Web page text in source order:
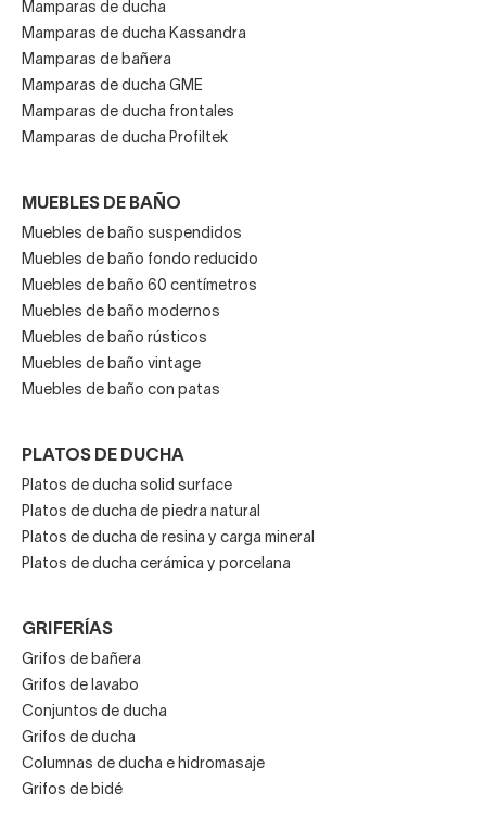
Mamparas de ducha
Mamparas de ducha Kassandra
Mamparas de bañera
Mamparas de ducha GME
Mamparas de ducha frontales
Mamparas de ducha Profiltek
MUEBLES DE BAÑO
Muebles de baño suspendidos
Muebles de baño fondo reducido
Muebles de baño 60 centímetros
Muebles de baño modernos
Muebles de baño rústicos
Muebles de baño vintage
Muebles de baño con patas
PLATOS DE DUCHA
Platos de ducha solid surface
Platos de ducha de piedra natural
Platos de ducha de resina y carga mineral
Platos de ducha cerámica y porcelana
GRIFERÍAS
Grifos de bañera
Grifos de lavabo
Conjuntos de ducha
Grifos de ducha
Columnas de ducha e hidromasaje
Grifos de bidé